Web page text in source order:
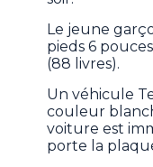
Le jeune
pieds 6
(88 livres).
Un véhicule
couleur
voiture est
porte la